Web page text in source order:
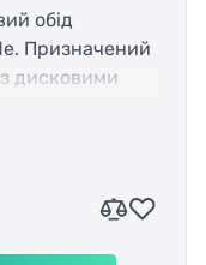
обід
Призначений
дисковими
на